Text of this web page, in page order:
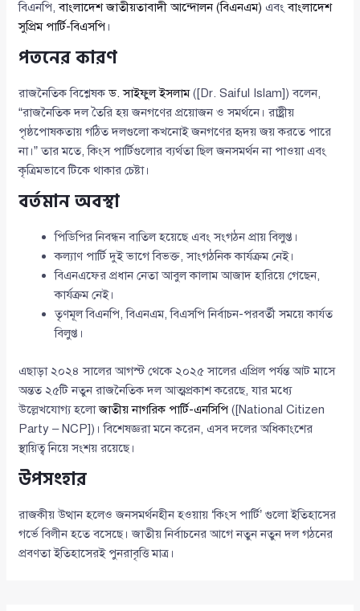
বিএনপি,বাংলাদেশ জাতীয়তাবাদী আন্দোলন (বিএনএম) এবংবাংলাদেশ
সুপ্রিম পার্টি-বিএসপি ।
পতনের কারণ
রাজনৈতিক বিশ্লেষকড. সাইফুল ইসলাম([Dr. Saiful Islam]) বলেন,
“রাজনৈতিক দল তৈরি হয় জনগণের প্রয়োজন ও সমর্থনে। রাষ্ট্রীয়
পৃষ্ঠপোষকতায় গঠিত দলগুলো কখনোই জনগণের হৃদয় জয় করতে পারে
না।” তার মতে, কিংস পার্টিগুলোর ব্যর্থতা ছিল জনসমর্থন না পাওয়া এবং
কৃত্রিমভাবে টিকে থাকার চেষ্টা।
বর্তমান অবস্থা
পিডিপির নিবন্ধন বাতিল হয়েছে এবং সংগঠন প্রায় বিলুপ্ত।
কল্যাণ পার্টি দুই ভাগে বিভক্ত, সাংগঠনিক কার্যক্রম নেই।
বিএনএফের প্রধান নেতা আবুল কালাম আজাদ হারিয়ে গেছেন,
কার্যক্রম নেই।
তৃণমূল বিএনপি, বিএনএম, বিএসপি নির্বাচন-পরবর্তী সময়ে কার্যত
বিলুপ্ত।
এছাড়া ২০২৪ সালের আগস্ট থেকে ২০২৫ সালের এপ্রিল পর্যন্ত আট মাসে
অন্তত ২৫টি নতুন রাজনৈতিক দল আত্মপ্রকাশ করেছে, যার মধ্যে
উল্লেখযোগ্য হলোজাতীয় নাগরিক পার্টি-এনসিপি ([National Citizen
Party – NCP])। বিশেষজ্ঞরা মনে করেন, এসব দলের অধিকাংশের
স্থায়িত্ব নিয়ে সংশয় রয়েছে।
উপসংহার
রাজকীয় উত্থান হলেও জনসমর্থনহীন হওয়ায় ‘কিংস পার্টি’ গুলো ইতিহাসের
গর্ভে বিলীন হতে বসেছে। জাতীয় নির্বাচনের আগে নতুন নতুন দল গঠনের
প্রবণতা ইতিহাসেরই পুনরাবৃত্তি মাত্র।